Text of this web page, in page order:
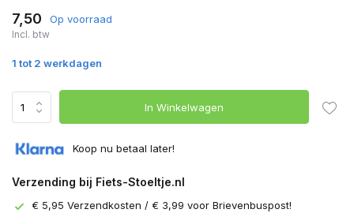
7,50 Op voorraad
Incl. btw
1 tot 2 werkdagen
In Winkelwagen
Koop nu betaal later!
Verzending bij Fiets-Stoeltje.nl
€ 5,95 Verzendkosten / € 3,99 voor Brievenbuspost!